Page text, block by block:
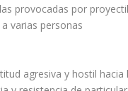
provocadas por proyectil
varias personas
agresiva y hostil hacia